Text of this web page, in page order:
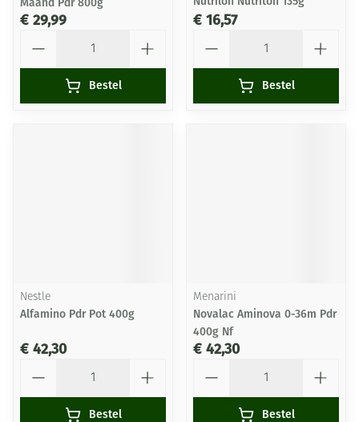
Maand Pdr 800g
€ 29,99
Bestel
€ 16,57
Bestel
Nestle
Alfamino Pdr Pot 400g
€ 42,30
Bestel
Menarini
Novalac Aminova 0-36m Pdr
400g Nf
€ 42,30
Bestel